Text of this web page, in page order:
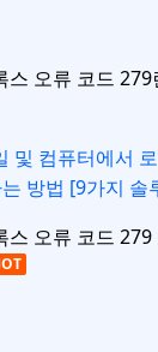
스 오류 코드
및 컴퓨터에서
방법 [9가지 솔
스 오류 코드